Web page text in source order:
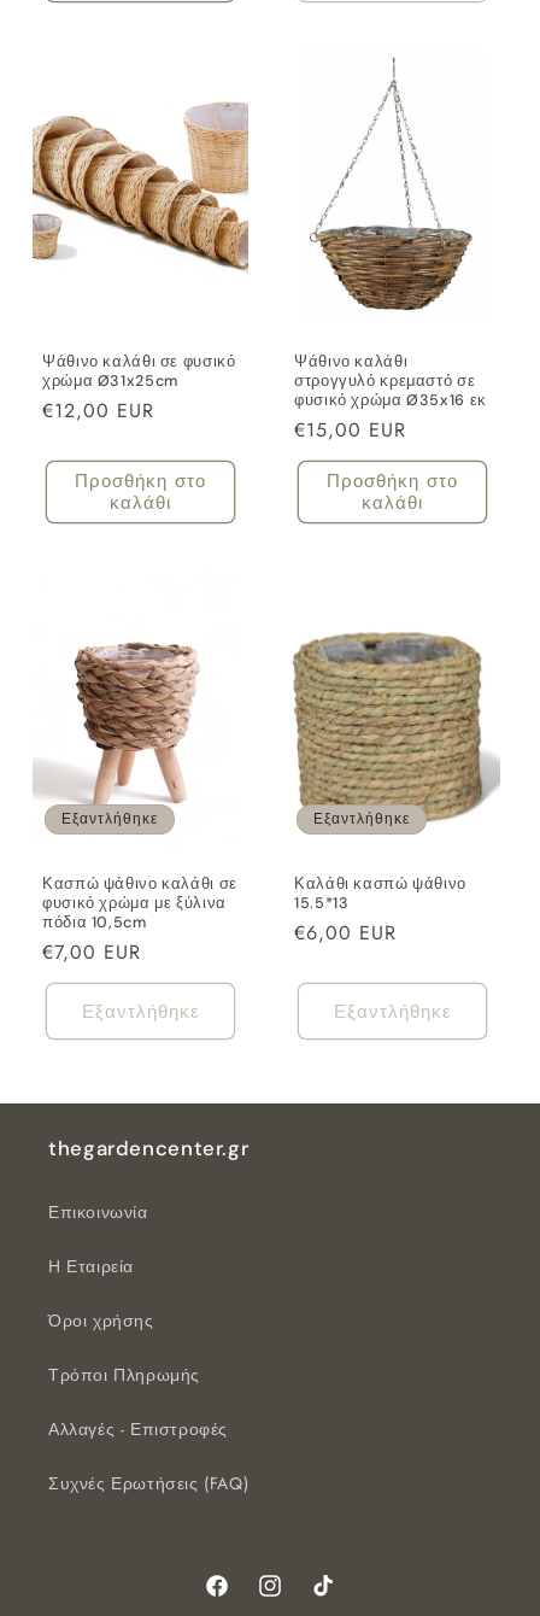
Ψάθινο καλάθι σε φυσικό
χρώμα Ø31x25cm
Κανονική
€12,00 EUR
Προσθήκη στο
καλάθι
Ψάθινο καλάθι
στρογγυλό κρεμαστό σε
φυσικό χρώμα Ø35x16 εκ
Κανονική
τιμή
€15,00 EUR
Προσθήκη στο
καλάθι
Εξαντλήθηκε
Κασπώ ψάθινο καλάθι σε
φυσικό χρώμα με ξύλινα
πόδια 10,5cm
Κανονική
τιμή
€7,00 EUR
Εξαντλήθηκε
Εξαντλήθηκε
Καλάθι κασπώ ψάθινο
15.5*13
Κανονική
€6,00 EUR
Εξαντλήθηκε
thegardencenter.gr
Επικοινωνία
Η Εταιρεία
Όροι χρήσης
Τρόποι Πληρωμής
Αλλαγές - Επιστροφές
Συχνές Ερωτήσεις (FAQ)
FacebookInstagramTikTok